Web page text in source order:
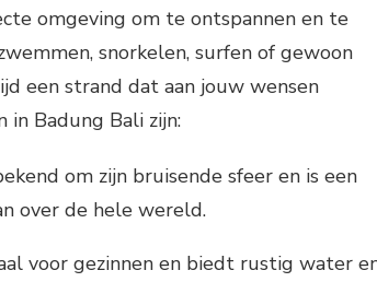
omgeving om te ontspannen en te
snorkelen, surfen of gewoon
een strand dat aan jouw wensen
Badung Bali zijn:
om zijn bruisende sfeer en is een
over de hele wereld.
voor gezinnen en biedt rustig water